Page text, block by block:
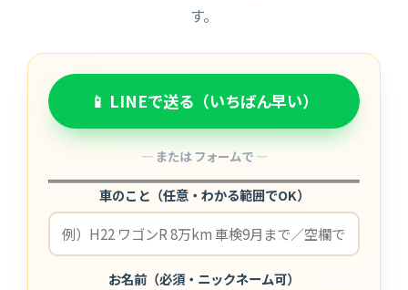
す。
📱 LINEで送る（いちばん早い）
― または フォームで ―
車のこと（任意・わかる範囲でOK）
お名前（必須・ニックネーム可）